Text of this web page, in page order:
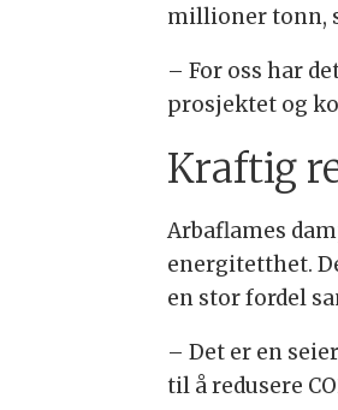
millioner tonn,
– For oss har
prosjektet og
Kraftig
Arbaflames
energitetthet.
en stor fordel
– Det er en
til å redusere